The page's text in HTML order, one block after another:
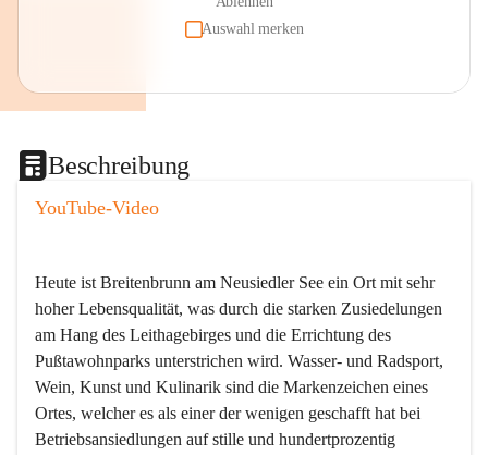
Auswahl merken
Beschreibung
YouTube-Video
Heute ist Breitenbrunn am Neusiedler See ein Ort mit sehr
hoher Lebensqualität, was durch die starken Zusiedelungen
am Hang des Leithagebirges und die Errichtung des
Pußtawohnparks unterstrichen wird. Wasser- und Radsport,
Wein, Kunst und Kulinarik sind die Markenzeichen eines
Ortes, welcher es als einer der wenigen geschafft hat bei
Betriebsansiedlungen auf stille und hundertprozentig